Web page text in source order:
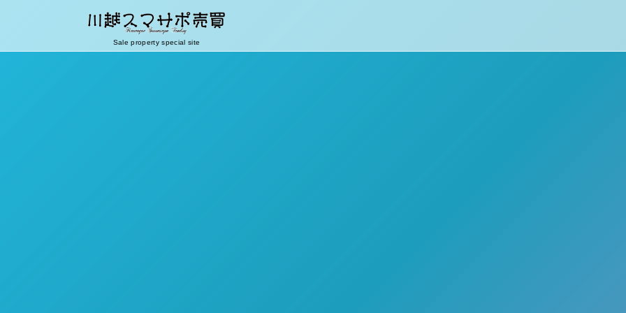
Sale property special site